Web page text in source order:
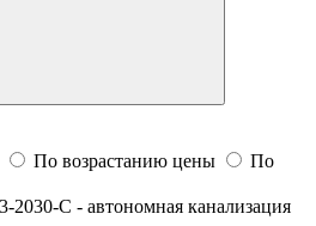
По возрастанию цены
По